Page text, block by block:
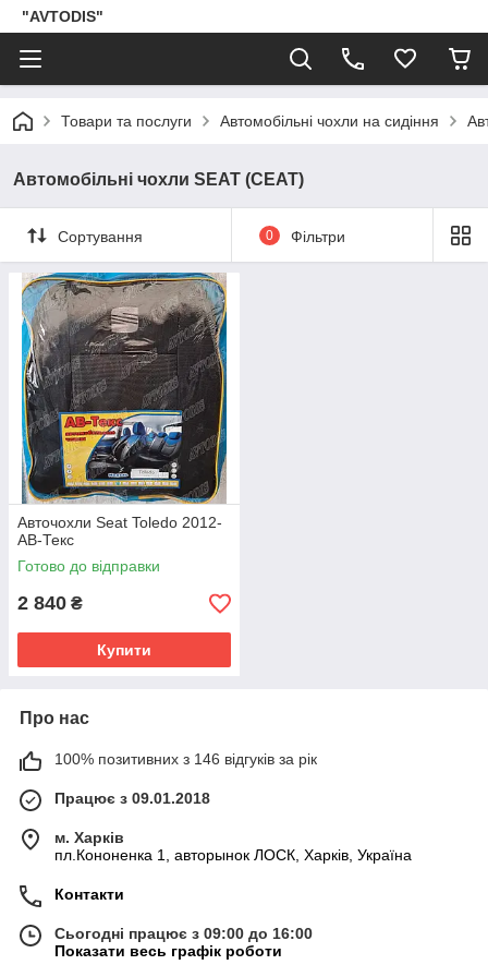
"AVTODIS"
Товари та послуги Автомобільні чохли на сидіння
Автомобільні чохли SEAT (СЕАТ)
Сортування 0 Фільтри
Авточохли Seat Toledo 2012-
АВ-Текс
Готово до відправки
2 840 ₴
Купити
Про нас
100% позитивних з 146 відгуків за рік
Працює з 09.01.2018
м. Харків
пл.Кононенка 1, авторынок ЛОСК, Харків, Україна
Контакти
Сьогодні працює з 09:00 до 16:00
Показати весь графік роботи